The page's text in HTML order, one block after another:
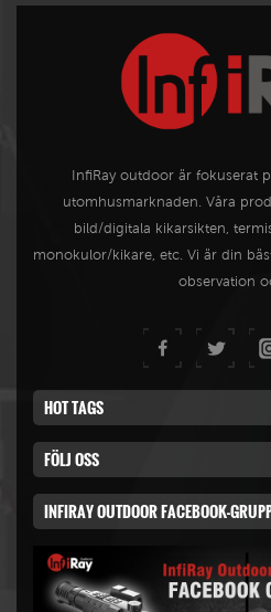
inklusive avtagbara knappar,
LRF och monokulär
förlängning. Det är den
perfekta kompisen för
kompakt storlek och prisvärt.
InfiRay outdoor är fokuserat
utomhusmarknaden. Våra
bild/digitala kikarsikten,
monokulor/kikare, etc. Vi är din
observation
HOT TAGS
FÖLJ OSS
INFIRAY OUTDOOR FACEBOOK-